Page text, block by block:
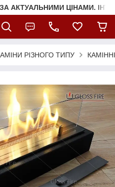
АКТУАЛЬНИМИ ЦІНАМИ.
РІЗНОГО ТИПУ